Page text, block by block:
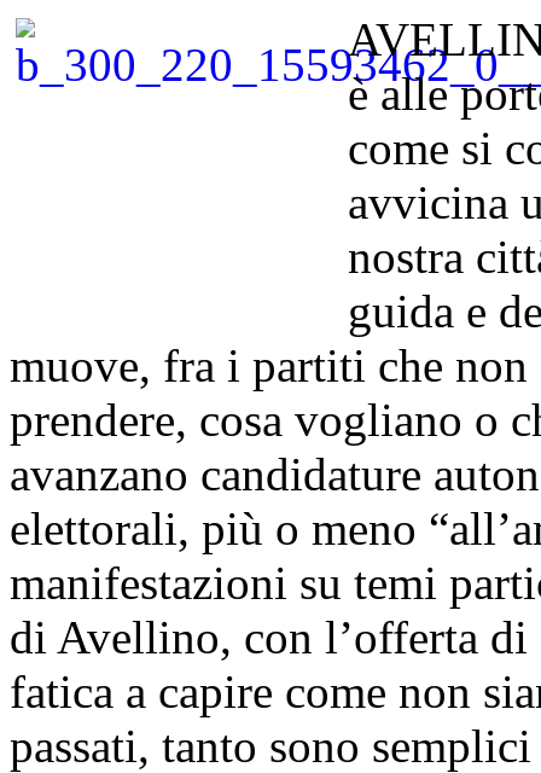
è alle
come si
avvicina
nostra
guida e
muove, fra i partiti che non
prendere, cosa vogliano o
avanzano candidature
elettorali, più o meno
manifestazioni su temi
di Avellino, con l’offerta
fatica a capire come non
passati, tanto sono